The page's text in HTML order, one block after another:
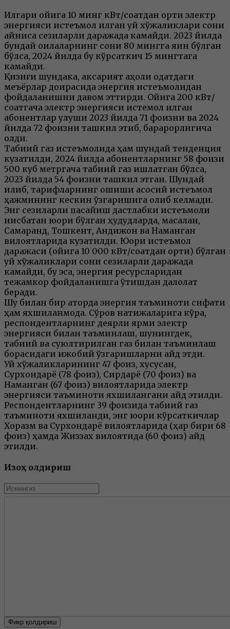
Илгари ойига 10 минг кВт/соатдан ортиқ электр
энергияси истеъмол қилган уй хўжаликлари сони
айниқса сезиларли даражада камайди. 2023 йилда
бундай оилаларнинг сони 80 мингга яқин бўлган
бўлса, 2024 йилда бу кўрсаткич 15 мингтага
камайди.
Қизиғи шундака, аксарият аҳоли одатдаги
меъёрлар доирасида энергия истеъмолидан
фойдаланишни давом эттирди. Ойига 200 кВт/
соатгача электр энергияси истемол қилган
абонентлар улуши 2023 йилда 71 фоизни ва 2024
йилда 72 фоизни ташкил этиб, барқарорлигича
қолди.
Табиий газ истеъмолида ҳам шундай тенденция
кузатилди, 2024 йилда абонентларнинг 58 фоизи
500 куб метргача табиий газ ишлатган бўлса,
2023 йилда 54 фоизни ташкил этган. Шундай
қилиб, тарифларнинг ошиши асосий истеъмол
ҳажмининг кескин ўзгаришига олиб келмади.
Энг сезиларли пасайиш дастлабки истеъмоли
нисбатан юқори бўлган ҳудудларда, масалан,
Самарқанд, Тошкент, Андижон ва Наманган
вилоятларида кузатилди. Юқори истеъмол
даражаси (ойига 10 000 кВт/соатдан ортиқ) бўлган
уй хўжаликлари сони сезиларли даражада
камайди, бу эса, энергия ресурсларидан
тежамкор фойдаланишга ўтишдан далолат
беради.
Шу билан бир қаторда энергия таъминоти сифати
ҳам яхшиланмоқда. Сўров натижаларига кўра,
респондентларнинг деярли ярми электр
энергияси билан таъминлаш, шунингдек,
табиий ва суюлтирилган газ билан таъминлаш
борасидаги ижобий ўзгаришларни қайд этди.
Уй хўжаликларининг 47 фоиз, хусусан,
Сурхондарё (78 фоиз), Сирдарё (70 фоиз) ва
Наманган (67 фоиз) вилоятларида электр
энергияси таъминоти яхшилангани қайд этилди.
Респондентларнинг 39 фоизида табиий газ
таъминоти яхшиланди, энг юқори кўрсаткичлар
Хоразм ва Сурхондарё вилоятларида (ҳар бири 68
фоиз) ҳамда Жиззах вилоятида (60 фоиз) қайд
этилди.
Изоҳ қолдириш
Фикр қолдириш